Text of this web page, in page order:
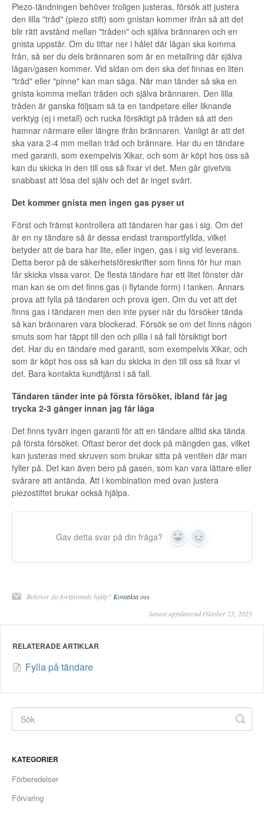
Piezo-tändningen behöver troligen justeras, försök att justera
den lilla "tråd" (piezo stift) som gnistan kommer ifrån så att det
blir rätt avstånd mellan "tråden" och själva brännaren och en
gnista uppstår. Om du tittar ner i hålet där lågan ska komma
från, så ser du dels brännaren som är en metallring där själva
lågan/gasen kommer. Vid sidan om den ska det finnas en liten
"tråd" eller "pinne" kan man säga. När man tänder så ska en
gnista komma mellan tråden och själva brännaren. Den lilla
tråden är ganska följsam så ta en tandpetare eller liknande
verktyg (ej i metall) och rucka försiktigt på tråden så att den
hamnar närmare eller längre ifrån brännaren. Vanligt är att det
ska vara 2-4 mm mellan tråd och brännare. Har du en tändare
med garanti, som exempelvis Xikar, och som är köpt hos oss så
kan du skicka in den till oss så fixar vi det. Men går givetvis
snabbast att lösa det själv och det är inget svårt.
Det kommer gnista men ingen gas pyser ut
Först och främst kontrollera att tändaren har gas i sig. Om det
är en ny tändare så är dessa endast transportfyllda, vilket
betyder att de bara har lite, eller ingen, gas i sig vid leverans.
Detta beror på de säkerhetsföreskrifter som finns för hur man
får skicka vissa varor. De flesta tändare har ett litet fönster där
man kan se om det finns gas (i flytande form) i tanken. Annars
prova att fylla på tändaren och prova igen. Om du vet att det
finns gas i tändaren men den inte pyser när du försöker tända
så kan brännaren vara blockerad. Försök se om det finns någon
smuts som har täppt till den och pilla i så fall försiktigt bort
det. Har du en tändare med garanti, som exempelvis Xikar, och
som är köpt hos oss så kan du skicka in den till oss så fixar vi
det. Bara kontakta kundtjänst i så fall.
Tändaren tänder inte på första försöket, ibland får jag
trycka 2-3 gånger innan jag får låga
Det finns tyvärr ingen garanti för att en tändare alltid ska tända
på första försöket. Oftast beror det dock på mängden gas, vilket
kan justeras med skruven som brukar sitta på ventilen där man
fyller på. Det kan även bero på gasen, som kan vara lättare eller
svårare att antända. Att i kombination med ovan justera
piezostiftet brukar också hjälpa.
Gav detta svar på din fråga? Yes No
Behöver du fortfarande hjälp?Kontakta oss
Senast uppdaterad Oktober 25, 2025
RELATERADE ARTIKLAR
Fylla på tändare
KATEGORIER
Förberedelser
Förvaring